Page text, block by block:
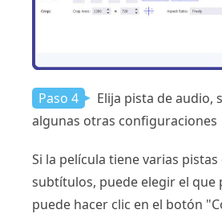
Paso 4
Elija pista de audio,
algunas otras configuraciones
Si la película tiene varias
subtítulos, puede elegir el que
puede hacer clic en el botón